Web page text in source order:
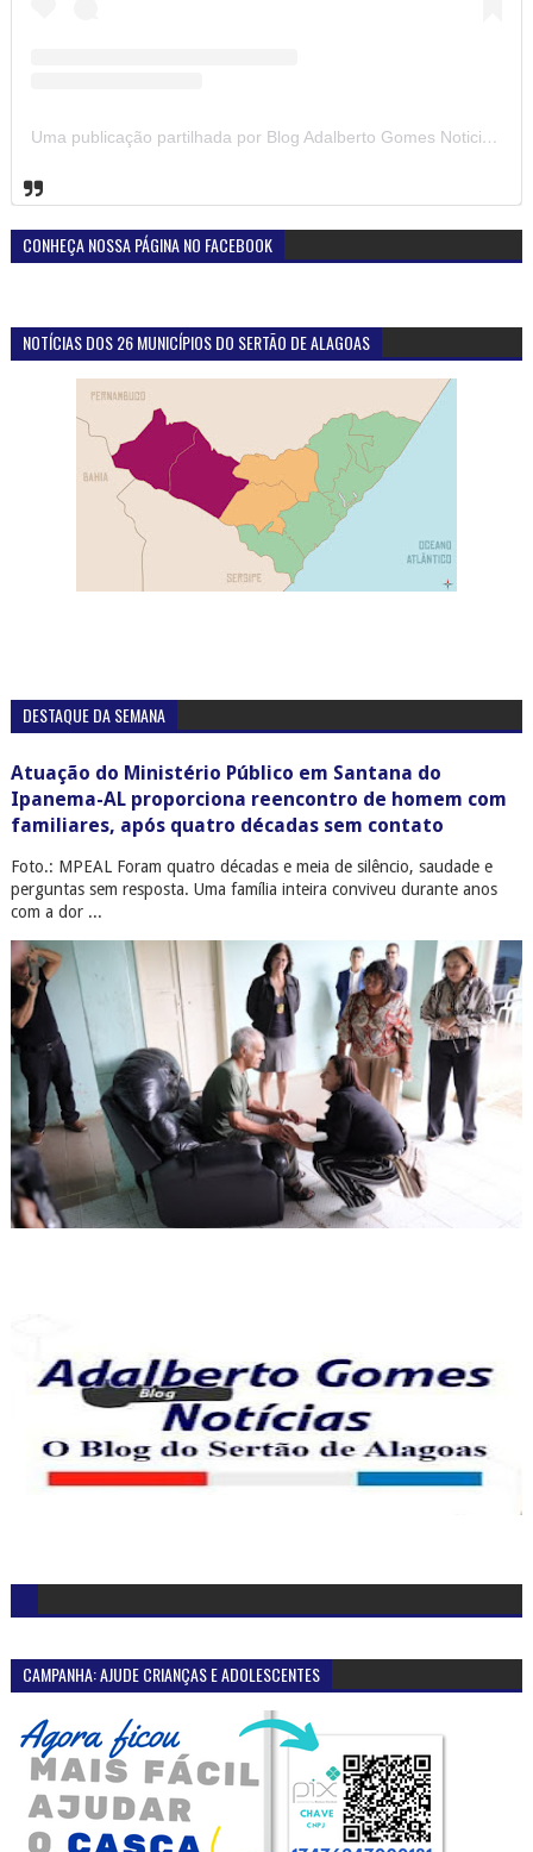
Uma publicação partilhada por Blog Adalberto Gomes Noticias (@blogadalbertogomesnoticiass)
CONHEÇA NOSSA PÁGINA NO FACEBOOK
NOTÍCIAS DOS 26 MUNICÍPIOS DO SERTÃO DE ALAGOAS
DESTAQUE DA SEMANA
Atuação do Ministério Público em Santana do
Ipanema-AL proporciona reencontro de homem com
familiares, após quatro décadas sem contato
Foto.: MPEAL Foram quatro décadas e meia de silêncio, saudade e
perguntas sem resposta. Uma família inteira conviveu durante anos
com a dor ...
CAMPANHA: AJUDE CRIANÇAS E ADOLESCENTES